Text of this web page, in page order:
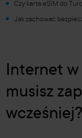
Czy karta eSIM do
Jak zachować
Internet
musisz
wcześniej?